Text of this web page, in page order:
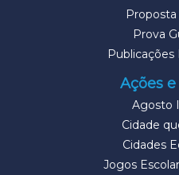
Prova
Publicações
Ações
Agosto
Cidade
Cidades
Jogos